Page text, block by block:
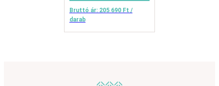
Bruttó ár: 205 690 Ft /
darab